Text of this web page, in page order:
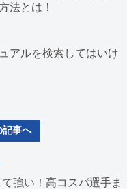
法とは！
アルを検索してはいけ
記事へ
強い！高コスパ選手ま